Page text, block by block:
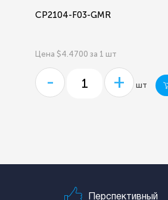
CP2104-F03-GMR
Цена $4.4700 за 1 шт
- + шт
Перспективный